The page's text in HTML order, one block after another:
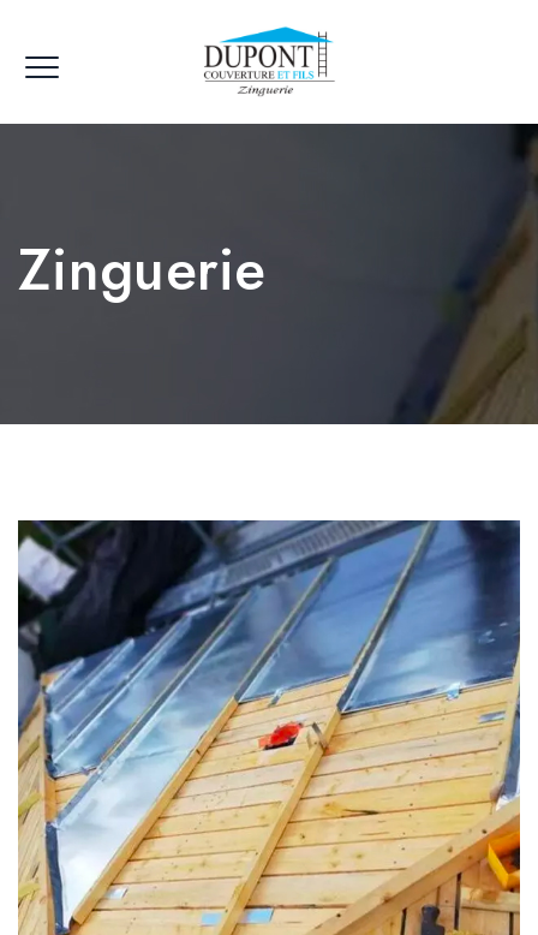
Zinguerie